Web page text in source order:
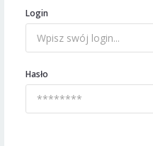
Login
Hasło